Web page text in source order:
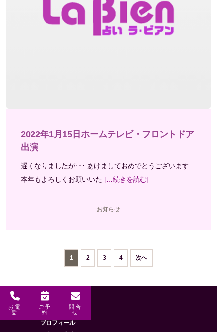
2022年1月15日ホームテレビ・フロントドア
出演
遅くなりましたが･･･ あけましておめでとうございます
本年もよろしくお願いいた […続きを読む]
お知らせ
1 2 3 4 次へ
お電
話
ご予
約
問合
せ
メニュー
HOME
プロフィール